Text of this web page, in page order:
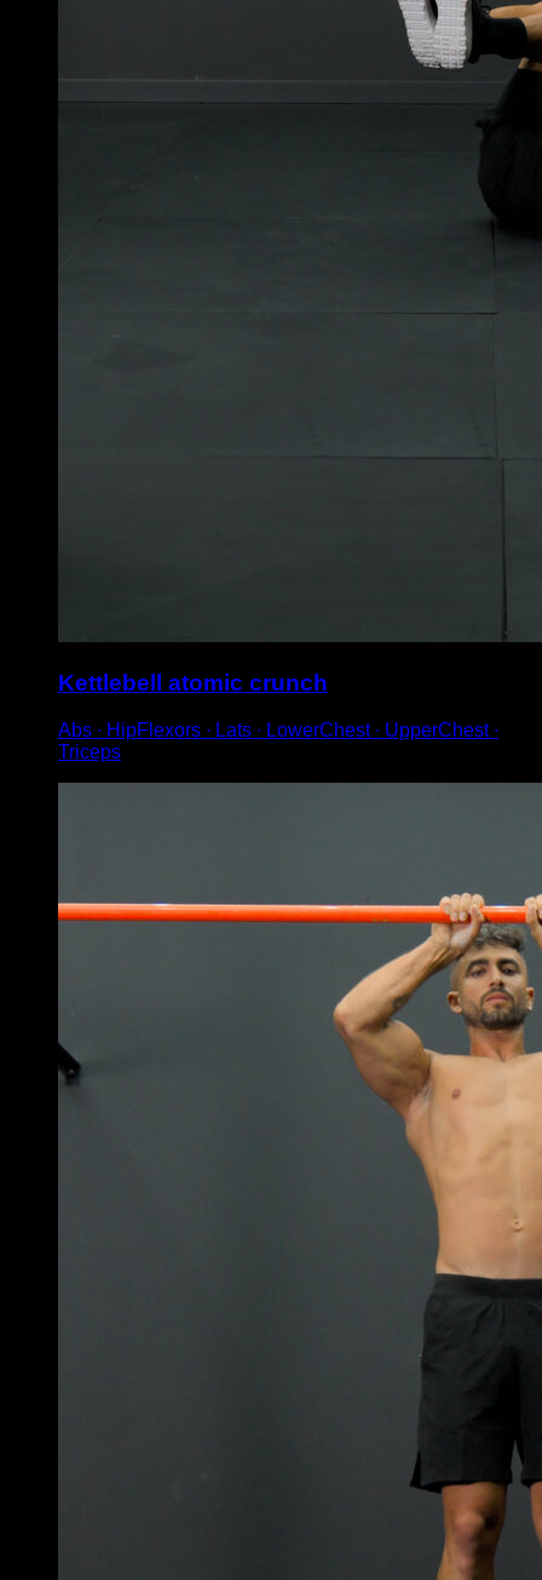
Kettlebell atomic crunch
Abs ∙ HipFlexors ∙ Lats ∙ LowerChest ∙ UpperChest ∙
Triceps